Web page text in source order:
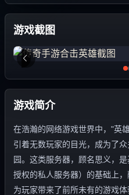
游戏截图
游戏简介
在浩瀚的网络游戏世界中，"英
引着无数玩家的目光，成为了
园。这类服务器，顾名思义，
授权的私人服务器）的基础上，
为玩家带来了前所未有的游戏